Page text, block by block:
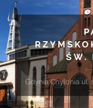
ŚW.
Gdynia Chylonia ul.